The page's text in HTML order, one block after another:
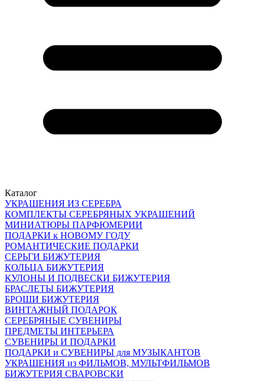
Каталог
УКРАШЕНИЯ ИЗ СЕРЕБРА
КОМПЛЕКТЫ СЕРЕБРЯНЫХ УКРАШЕНИЙ
МИНИАТЮРЫ ПАРФЮМЕРИИ
ПОДАРКИ к НОВОМУ ГОДУ
РОМАНТИЧЕСКИЕ ПОДАРКИ
СЕРЬГИ БИЖУТЕРИЯ
КОЛЬЦА БИЖУТЕРИЯ
КУЛОНЫ И ПОДВЕСКИ БИЖУТЕРИЯ
БРАСЛЕТЫ БИЖУТЕРИЯ
БРОШИ БИЖУТЕРИЯ
ВИНТАЖНЫЙ ПОДАРОК
СЕРЕБРЯНЫЕ СУВЕНИРЫ
ПРЕДМЕТЫ ИНТЕРЬЕРА
СУВЕНИРЫ И ПОДАРКИ
ПОДАРКИ и СУВЕНИРЫ для МУЗЫКАНТОВ
УКРАШЕНИЯ из ФИЛЬМОВ, МУЛЬТФИЛЬМОВ
БИЖУТЕРИЯ СВАРОВСКИ